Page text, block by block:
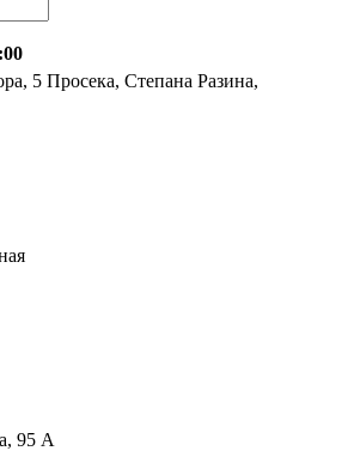
5 Просека, Степана Разина,
95 А